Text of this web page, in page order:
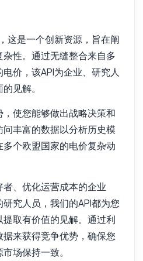
这是一个创新资源，旨在阐
性。通过无缝整合来自多
价，该API为企业、研究人
见解。
使您能够做出战略决策和
丰富的数据以分析历史模
个欧盟国家的电价复杂动
、优化运营成本的企业
究人员，我们的API都为您
取有价值的见解。通过利
来获得竞争优势，确保您
场保持一致。